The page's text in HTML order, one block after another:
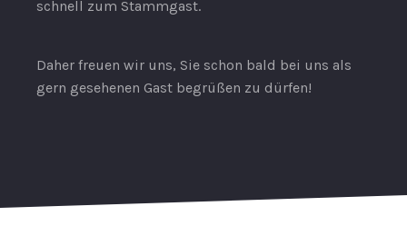
schnell zum Stammgast.
Daher freuen wir uns, Sie schon bald bei uns als
gern gesehenen Gast begrüßen zu dürfen!